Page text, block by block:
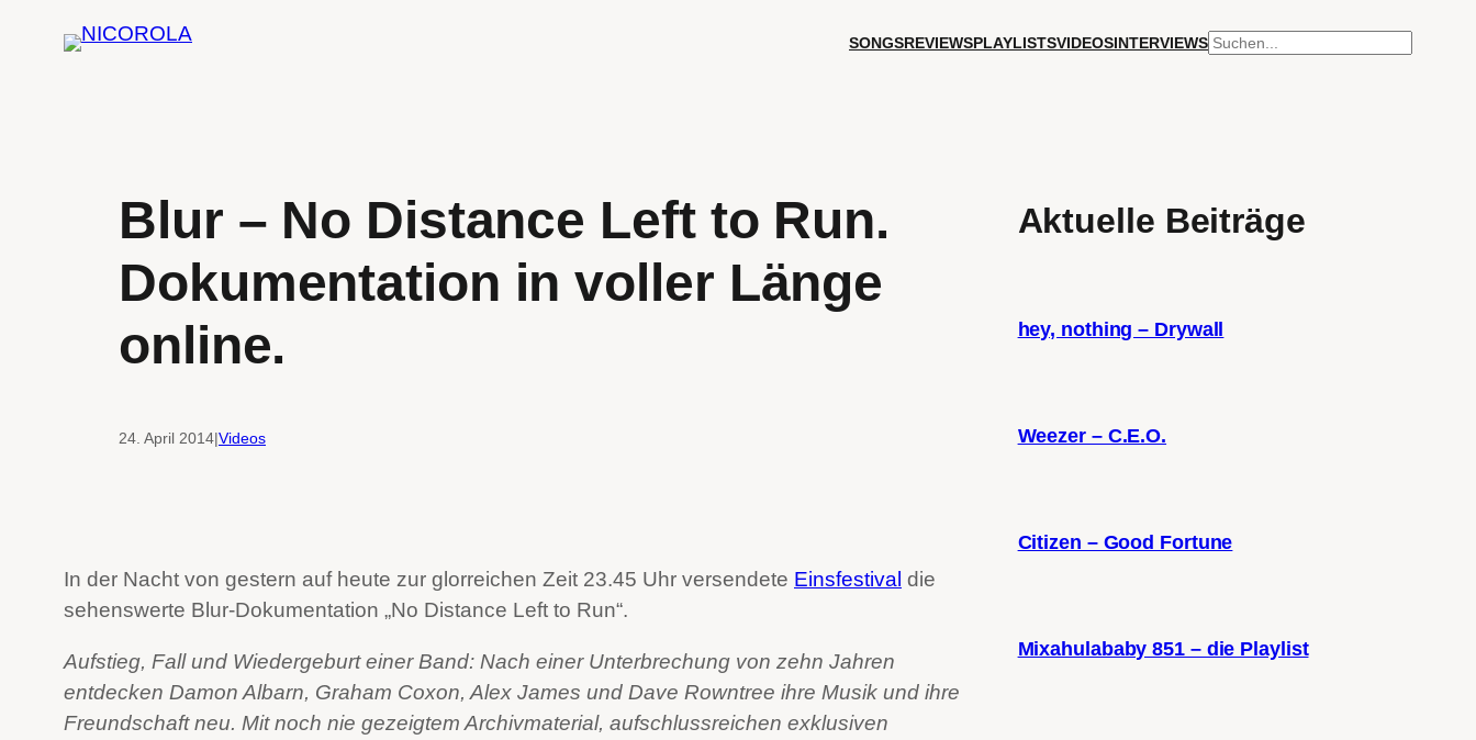
SONGSREVIEWSPLAYLISTSVIDEOSINTERVIEWSSUCHEN
Blur – No Distance Left to Run.
Dokumentation in voller Länge
online.
24. April 2014|Videos
In der Nacht von gestern auf heute zur glorreichen Zeit 23.45 Uhr versendete Einsfestival die
sehenswerte Blur-Dokumentation „No Distance Left to Run“.
Aufstieg, Fall und Wiedergeburt einer Band: Nach einer Unterbrechung von zehn Jahren
entdecken Damon Albarn, Graham Coxon, Alex James und Dave Rowntree ihre Musik und ihre
Freundschaft neu. Mit noch nie gezeigtem Archivmaterial, aufschlussreichen exklusiven
Aktuelle Beiträge
hey, nothing – Drywall
Weezer – C.E.O.
Citizen – Good Fortune
Mixahulababy 851 – die Playlist